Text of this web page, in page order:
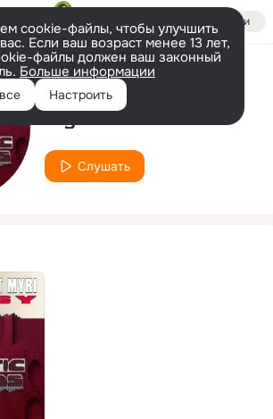
Войти
cookie-файлы, чтобы улучшить
Если ваш возраст менее 13 лет,
файлы должен ваш законный
Больше информации
Настроить
Исполнитель
Myri
Слушать